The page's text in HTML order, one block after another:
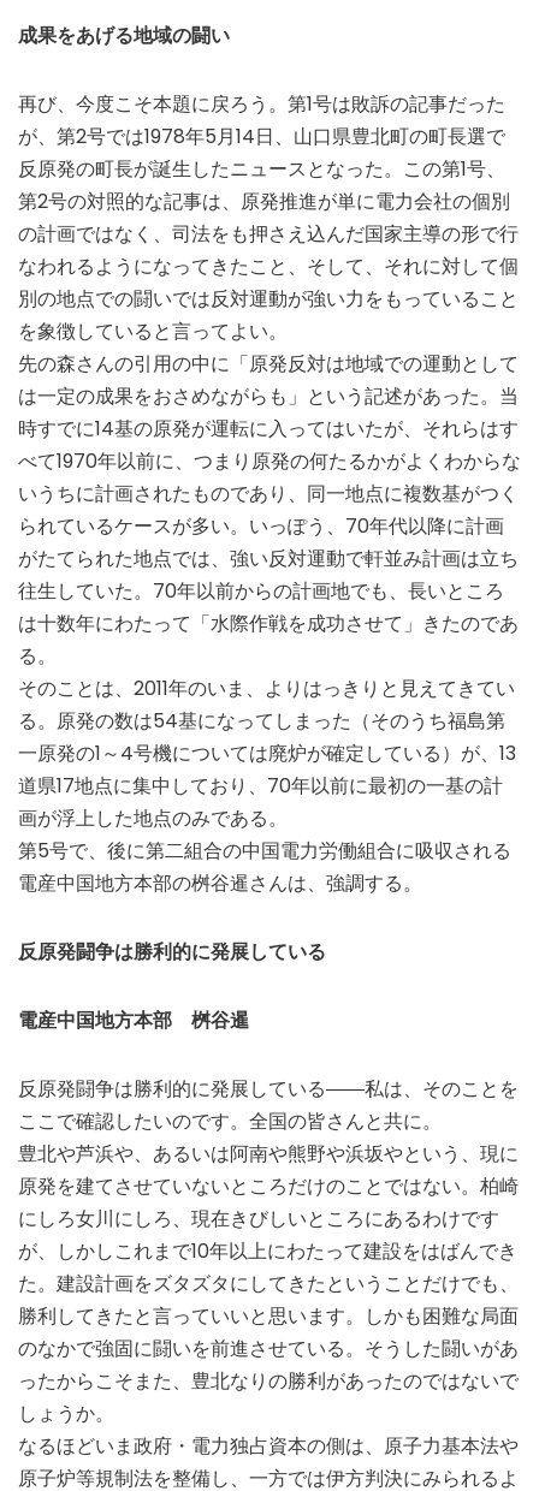
成果をあげる地域の闘い
再び、今度こそ本題に戻ろう。第1号は敗訴の記事だった
が、第2号では1978年5月14日、山口県豊北町の町長選で
反原発の町長が誕生したニュースとなった。この第1号、
第2号の対照的な記事は、原発推進が単に電力会社の個別
の計画ではなく、司法をも押さえ込んだ国家主導の形で行
なわれるようになってきたこと、そして、それに対して個
別の地点での闘いでは反対運動が強い力をもっていること
を象徴していると言ってよい。
先の森さんの引用の中に「原発反対は地域での運動として
は一定の成果をおさめながらも」という記述があった。当
時すでに14基の原発が運転に入ってはいたが、それらはす
べて1970年以前に、つまり原発の何たるかがよくわからな
いうちに計画されたものであり、同一地点に複数基がつく
られているケースが多い。いっぽう、70年代以降に計画
がたてられた地点では、強い反対運動で軒並み計画は立ち
往生していた。70年以前からの計画地でも、長いところ
は十数年にわたって「水際作戦を成功させて」きたのであ
る。
そのことは、2011年のいま、よりはっきりと見えてきてい
る。原発の数は54基になってしまった（そのうち福島第
一原発の1～4号機については廃炉が確定している）が、13
道県17地点に集中しており、70年以前に最初の一基の計
画が浮上した地点のみである。
第5号で、後に第二組合の中国電力労働組合に吸収される
電産中国地方本部の桝谷暹さんは、強調する。
反原発闘争は勝利的に発展している
電産中国地方本部 桝谷暹
反原発闘争は勝利的に発展している――私は、そのことを
ここで確認したいのです。全国の皆さんと共に。
豊北や芦浜や、あるいは阿南や熊野や浜坂やという、現に
原発を建てさせていないところだけのことではない。柏崎
にしろ女川にしろ、現在きびしいところにあるわけです
が、しかしこれまで10年以上にわたって建設をはばんでき
た。建設計画をズタズタにしてきたということだけでも、
勝利してきたと言っていいと思います。しかも困難な局面
のなかで強固に闘いを前進させている。そうした闘いがあ
ったからこそまた、豊北なりの勝利があったのではないで
しょうか。
なるほどいま政府・電力独占資本の側は、原子力基本法や
原子炉等規制法を整備し、一方では伊方判決にみられるよ